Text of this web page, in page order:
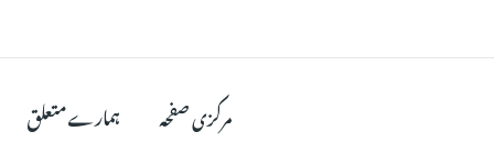
مرکزی صفحہ ہمارے متعلق